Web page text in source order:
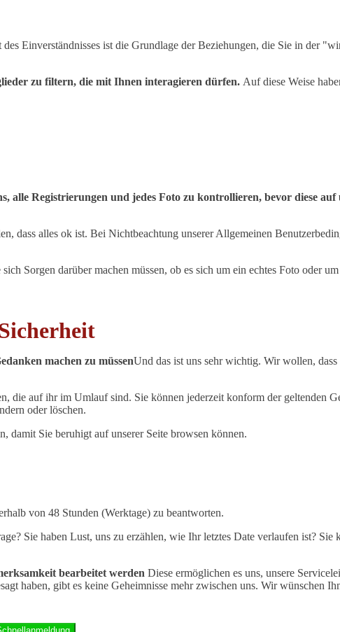
Einverständnisses ist die Grundlage der Beziehungen, die Sie in der
zu filtern, die mit Ihnen interagieren dürfen. Auf diese Weise
Registrierungen und jedes Foto zu kontrollieren, bevor diese auf
dass alles ok ist. Bei Nichtbeachtung unserer Allgemeinen
Sorgen darüber machen müssen, ob es sich um ein echtes Foto oder
machen zu müssenUnd das ist uns sehr wichtig. Wir wollen,
die auf ihr im Umlauf sind. Sie können jederzeit konform der geltenden
oder löschen.
damit Sie beruhigt auf unserer Seite browsen können.
von 48 Stunden (Werktage) zu beantworten.
Sie haben Lust, uns zu erzählen, wie Ihr letztes Date verlaufen ist? Sie
bearbeitet werden Diese ermöglichen es uns, unsere
haben, gibt es keine Geheimnisse mehr zwischen uns. Wir wünschen